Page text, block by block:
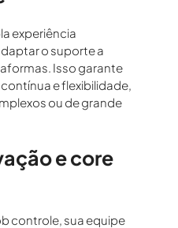
experiência
o suporte a
Isso garante
eflexibilidade,
ou de grande
e core
controle, sua equipe